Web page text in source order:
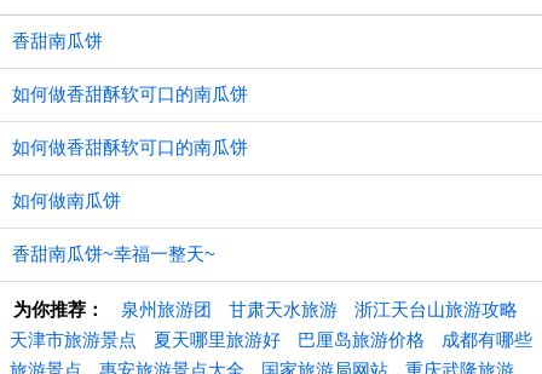
香甜南瓜饼
如何做香甜酥软可口的南瓜饼
如何做香甜酥软可口的南瓜饼
如何做南瓜饼
香甜南瓜饼~幸福一整天~
为你推荐： 泉州旅游团 甘肃天水旅游
浙江天台山旅游攻略
天津市旅游景点
夏天哪里旅游好 巴厘岛旅游价格
成都有哪些
旅游景点
惠安旅游景点大全 国家旅游局网站 重庆武隆旅游